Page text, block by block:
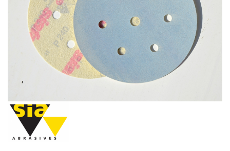
Arbeitsschutz
Luftfilter
Mischfarben
Restposten
Schleifen
Polieren